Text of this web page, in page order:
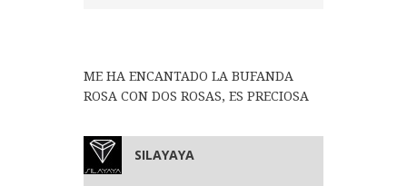
ME HA ENCANTADO LA BUFANDA
ROSA CON DOS ROSAS, ES PRECIOSA
SILAYAYA